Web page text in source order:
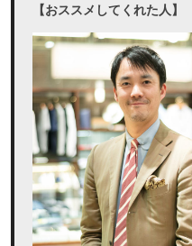
【おススメしてくれた人】